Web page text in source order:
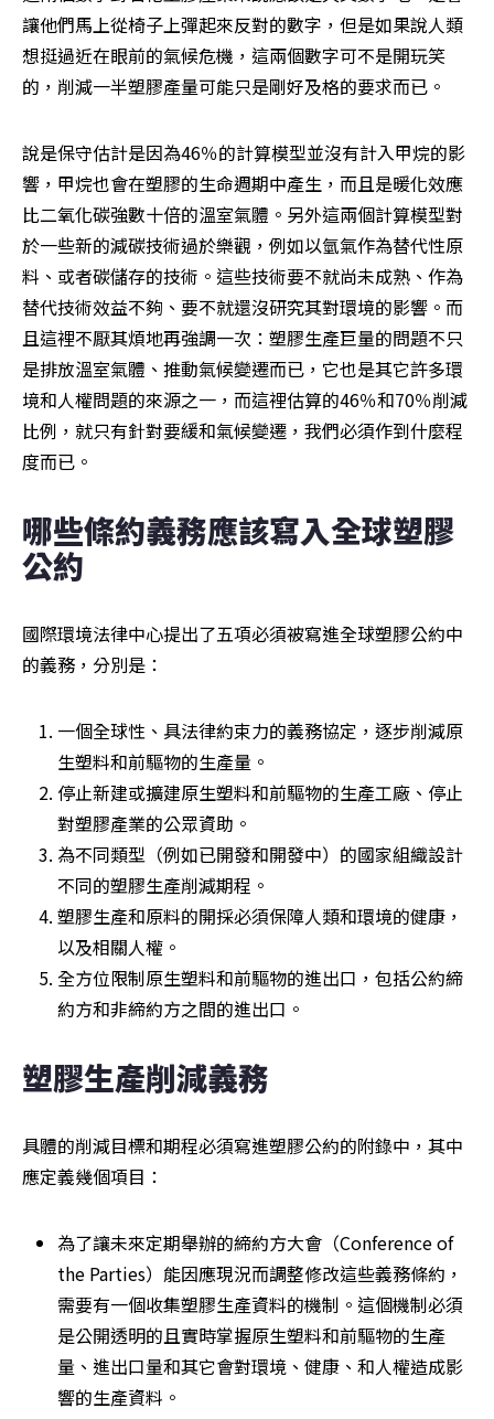
讓他們馬上從椅子上彈起來反對的數字，但是如果說人類
想挺過近在眼前的氣候危機，這兩個數字可不是開玩笑
的，削減一半塑膠產量可能只是剛好及格的要求而已。
說是保守估計是因為46％的計算模型並沒有計入甲烷的影
響，甲烷也會在塑膠的生命週期中產生，而且是暖化效應
比二氧化碳強數十倍的溫室氣體。另外這兩個計算模型對
於一些新的減碳技術過於樂觀，例如以氫氣作為替代性原
料、或者碳儲存的技術。這些技術要不就尚未成熟、作為
替代技術效益不夠、要不就還沒研究其對環境的影響。而
且這裡不厭其煩地再強調一次：塑膠生產巨量的問題不只
是排放溫室氣體、推動氣候變遷而已，它也是其它許多環
境和人權問題的來源之一，而這裡估算的46％和70％削減
比例，就只有針對要緩和氣候變遷，我們必須作到什麼程
度而已。
哪些條約義務應該寫入全球塑膠
公約
國際環境法律中心提出了五項必須被寫進全球塑膠公約中
的義務，分別是：
一個全球性、具法律約束力的義務協定，逐步削減原
生塑料和前驅物的生產量。
停止新建或擴建原生塑料和前驅物的生產工廠、停止
對塑膠產業的公眾資助。
為不同類型（例如已開發和開發中）的國家組織設計
不同的塑膠生產削減期程。
塑膠生產和原料的開採必須保障人類和環境的健康，
以及相關人權。
全方位限制原生塑料和前驅物的進出口，包括公約締
約方和非締約方之間的進出口。
塑膠生產削減義務
具體的削減目標和期程必須寫進塑膠公約的附錄中，其中
應定義幾個項目：
為了讓未來定期舉辦的締約方大會（Conference of
the Parties）能因應現況而調整修改這些義務條約，
需要有一個收集塑膠生產資料的機制。這個機制必須
是公開透明的且實時掌握原生塑料和前驅物的生產
量、進出口量和其它會對環境、健康、和人權造成影
響的生產資料。